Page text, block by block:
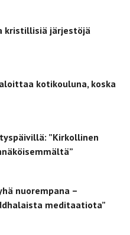
kristillisiä järjestöjä
kotikouluna, koska
”Kirkollinen
nuorempana –
meditaatiota”